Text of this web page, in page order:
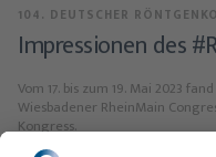
104. DEUTSCHER
Impressionen des
Vom 17. bis zum 19. Mai 2023
Wiesbadener RheinMain
Kongress.